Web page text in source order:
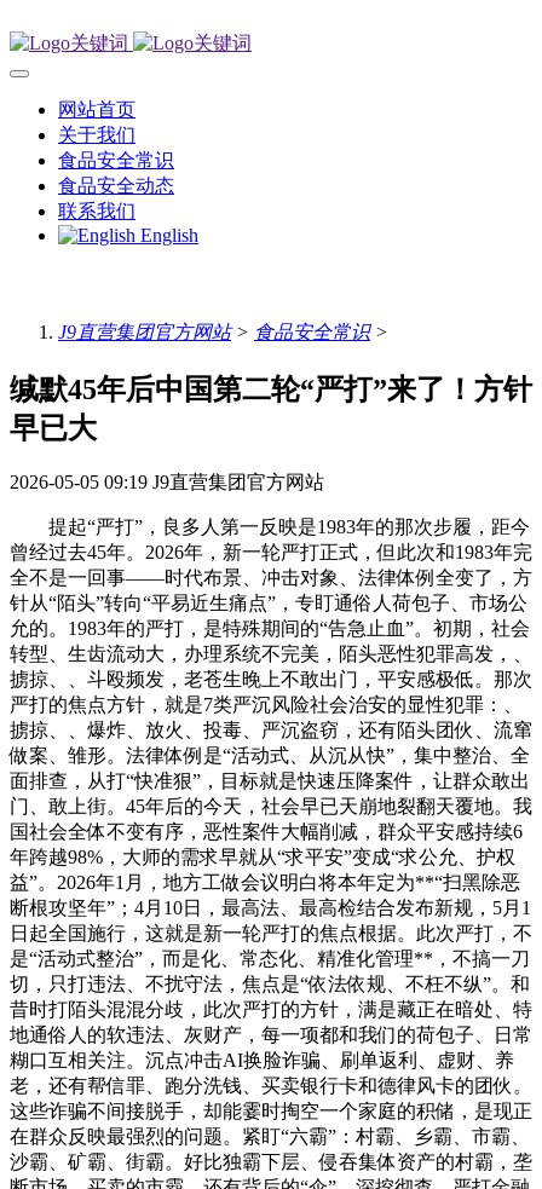
网站首页
关于我们
食品安全常识
食品安全动态
联系我们
English
J9直营集团官方网站> 食品安全常识>
缄默45年后中国第二轮“严打”来了！方针
早已大
2026-05-05 09:19 J9直营集团官方网站
提起“严打”，良多人第一反映是1983年的那次步履，距今
曾经过去45年。2026年，新一轮严打正式，但此次和1983年完
全不是一回事——时代布景、冲击对象、法律体例全变了，方
针从“陌头”转向“平易近生痛点”，专盯通俗人荷包子、市场公
允的。1983年的严打，是特殊期间的“告急止血”。初期，社会
转型、生齿流动大，办理系统不完美，陌头恶性犯罪高发，、
掳掠、、斗殴频发，老苍生晚上不敢出门，平安感极低。那次
严打的焦点方针，就是7类严沉风险社会治安的显性犯罪：、
掳掠、、爆炸、放火、投毒、严沉盗窃，还有陌头团伙、流窜
做案、雏形。法律体例是“活动式、从沉从快”，集中整治、全
面排查，从打“快准狠”，目标就是快速压降案件，让群众敢出
门、敢上街。45年后的今天，社会早已天崩地裂翻天覆地。我
国社会全体不变有序，恶性案件大幅削减，群众平安感持续6
年跨越98%，大师的需求早就从“求平安”变成“求公允、护权
益”。2026年1月，地方工做会议明白将本年定为**“扫黑除恶
断根攻坚年”；4月10日，最高法、最高检结合发布新规，5月1
日起全国施行，这就是新一轮严打的焦点根据。此次严打，不
是“活动式整治”，而是化、常态化、精准化管理**，不搞一刀
切，只打违法、不扰守法，焦点是“依法依规、不枉不纵”。和
昔时打陌头混混分歧，此次严打的方针，满是藏正在暗处、特
地通俗人的软违法、灰财产，每一项都和我们的荷包子、日常
糊口互相关注。沉点冲击AI换脸诈骗、刷单返利、虚财、养
老，还有帮信罪、跑分洗钱、买卖银行卡和德律风卡的团伙。
这些诈骗不间接脱手，却能霎时掏空一个家庭的积储，是现正
在群众反映最强烈的问题。紧盯“六霸”：村霸、乡霸、市霸、
沙霸、矿霸、街霸。好比独霸下层、侵吞集体资产的村霸，垄